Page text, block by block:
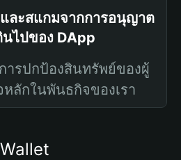
ละสแกมจากการอนุญาต
นไปของ DApp
ารปกป้องสินทรัพย์ของผู้
ลักในพันธกิจของเรา